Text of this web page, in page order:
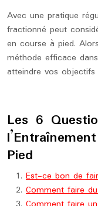
Avec une pratique
fractionné peut
en course à pied.
méthode efficace
atteindre vos
Les 6
Pied
Est-ce bon de
Comment faire